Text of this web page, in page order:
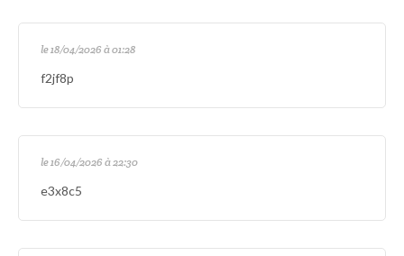
le 18/04/2026 à 01:28
f2jf8p
le 16/04/2026 à 22:30
e3x8c5